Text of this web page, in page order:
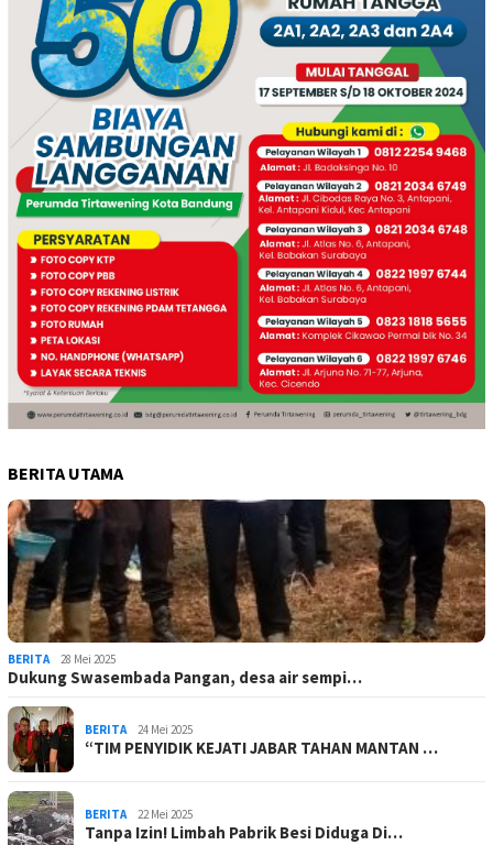
BERITA UTAMA
BERITA 28 Mei 2025
Dukung Swasembada Pangan, desa air sempi…
BERITA 24 Mei 2025
“TIM PENYIDIK KEJATI JABAR TAHAN MANTAN …
BERITA 22 Mei 2025
Tanpa Izin! Limbah Pabrik Besi Diduga Di…